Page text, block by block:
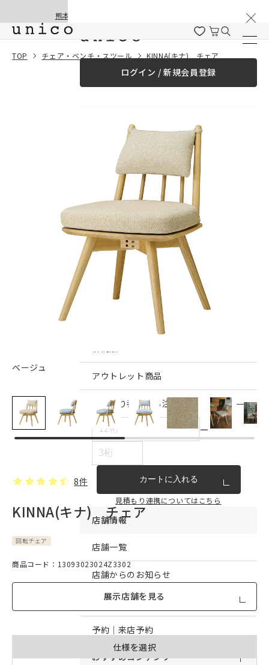
熊本地震の影響による配送遅延と停止について
ログイン / 新規会員登録
商品カテゴリー一覧
家具
カーテン
ラグ
ファブリック雑貨
インテリア雑貨・その他
家具シリーズ一覧
アウトレット商品
見積もり番号から注文する
ー
カートに入れる
見積もり連携についてはこちら
店舗情報
店舗一覧
店舗からのお知らせ
予約｜オンライン接客予約
予約｜来店予約
おすすめコンテンツ
TOP チェア・ベンチ・スツール KINNA(キナ) チェア
一緒に購入する
ベージュ
8件
KINNA(キナ) チェア
回転チェア
商品コード：13093023024Z3302
展示店舗を見る
仕様を選択